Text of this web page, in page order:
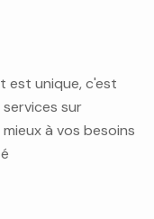
est unique, c'est
sur
à vos besoins